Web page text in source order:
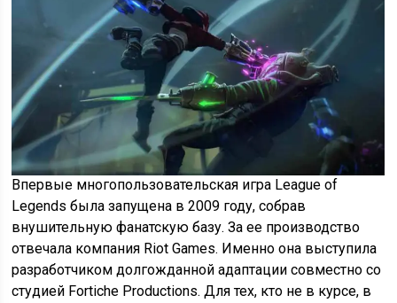
Впервые многопользовательская игра League of
Legends была запущена в 2009 году, собрав
внушительную фанатскую базу. За ее производство
отвечала компания Riot Games. Именно она выступила
разработчиком долгожданной адаптации совместно со
студией Fortiche Productions. Для тех, кто не в курсе, в